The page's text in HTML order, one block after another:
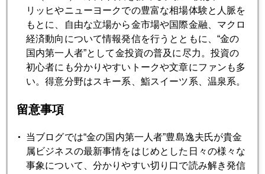
実は、６月６日は美山のアユ解禁日なので、祇園のらく山に
寄って、大将みずから釣ったアユを食するのが今回の最大の
モチベーション！
出演後の昼は、天王寺のたこやき「やまちゃん」に行って、
それから法善寺の夫婦善哉食べて。
まったく、我ながら、食べ物に釣られるのが最大のウィーク
ポイントやな。。。。
リッヒやニューヨークでの豊富な相場体験と人脈を
もとに、自由な立場から金市場や国際金融、マクロ
経済動向について情報発信を行うとともに、“金の
国内第一人者”として金投資の普及に尽力。投資の
初心者にも分かりやすいトークや文章にファンも多
い。得意分野はスキー系、鮨スイーツ系、温泉系。
留意事項
当ブログでは“金の国内第一人者”豊島逸夫氏が貴金
属ビジネスの最新事情をはじめとした日々の様々な
事象について、分かりやすい切り口で読み解き発信